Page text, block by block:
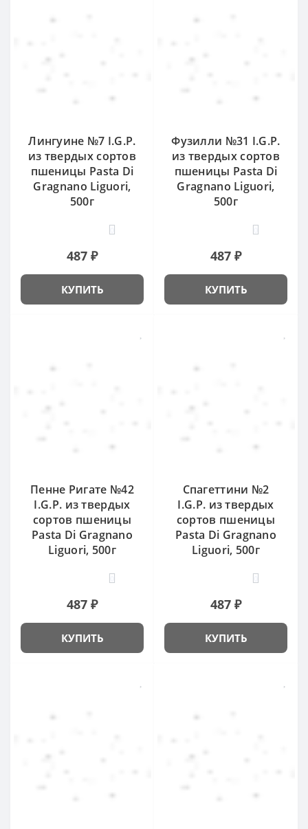
Лингуине №7 I.G.P.
из твердых сортов
пшеницы Pasta Di
Gragnano Liguori,
500г
487 ₽
КУПИТЬ
Фузилли №31 I.G.P.
из твердых сортов
пшеницы Pasta Di
Gragnano Liguori,
500г
487 ₽
КУПИТЬ
Пенне Ригате №42
I.G.P. из твердых
сортов пшеницы
Pasta Di Gragnano
Liguori, 500г
487 ₽
КУПИТЬ
Спагеттини №2
I.G.P. из твердых
сортов пшеницы
Pasta Di Gragnano
Liguori, 500г
487 ₽
КУПИТЬ